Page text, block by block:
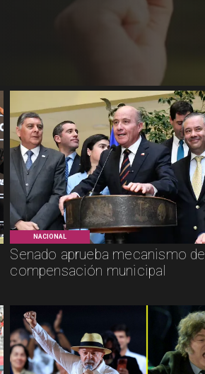
NACIONAL
Senado aprueba mecanismo de
compensación municipal